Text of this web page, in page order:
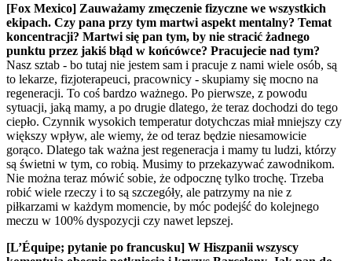
[Fox Mexico] Zauważamy zmęczenie fizyczne we wszystkich
ekipach. Czy pana przy tym martwi aspekt mentalny? Temat
koncentracji? Martwi się pan tym, by nie stracić żadnego
punktu przez jakiś błąd w końcówce? Pracujecie nad tym?
Nasz sztab - bo tutaj nie jestem sam i pracuje z nami wiele osób, są
to lekarze, fizjoterapeuci, pracownicy - skupiamy się mocno na
regeneracji. To coś bardzo ważnego. Po pierwsze, z powodu
sytuacji, jaką mamy, a po drugie dlatego, że teraz dochodzi do tego
ciepło. Czynnik wysokich temperatur dotychczas miał mniejszy czy
większy wpływ, ale wiemy, że od teraz będzie niesamowicie
gorąco. Dlatego tak ważna jest regeneracja i mamy tu ludzi, którzy
są świetni w tym, co robią. Musimy to przekazywać zawodnikom.
Nie można teraz mówić sobie, że odpocznę tylko trochę. Trzeba
robić wiele rzeczy i to są szczegóły, ale patrzymy na nie z
piłkarzami w każdym momencie, by móc podejść do kolejnego
meczu w 100% dyspozycji czy nawet lepszej.
[L’Équipe; pytanie po francusku] W Hiszpanii wszyscy